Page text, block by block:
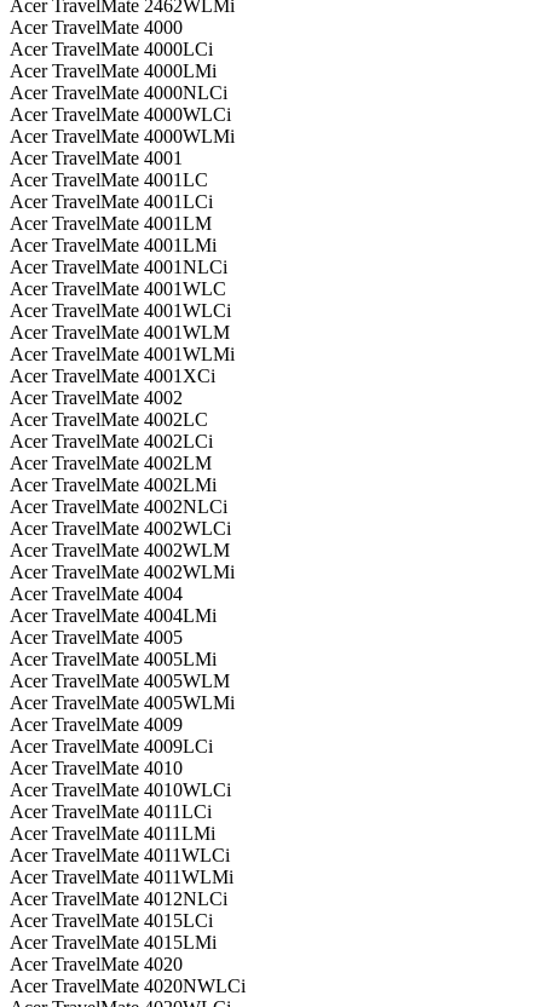
Acer TravelMate 2462WLMi
Acer TravelMate 4000
Acer TravelMate 4000LCi
Acer TravelMate 4000LMi
Acer TravelMate 4000NLCi
Acer TravelMate 4000WLCi
Acer TravelMate 4000WLMi
Acer TravelMate 4001
Acer TravelMate 4001LC
Acer TravelMate 4001LCi
Acer TravelMate 4001LM
Acer TravelMate 4001LMi
Acer TravelMate 4001NLCi
Acer TravelMate 4001WLC
Acer TravelMate 4001WLCi
Acer TravelMate 4001WLM
Acer TravelMate 4001WLMi
Acer TravelMate 4001XCi
Acer TravelMate 4002
Acer TravelMate 4002LC
Acer TravelMate 4002LCi
Acer TravelMate 4002LM
Acer TravelMate 4002LMi
Acer TravelMate 4002NLCi
Acer TravelMate 4002WLCi
Acer TravelMate 4002WLM
Acer TravelMate 4002WLMi
Acer TravelMate 4004
Acer TravelMate 4004LMi
Acer TravelMate 4005
Acer TravelMate 4005LMi
Acer TravelMate 4005WLM
Acer TravelMate 4005WLMi
Acer TravelMate 4009
Acer TravelMate 4009LCi
Acer TravelMate 4010
Acer TravelMate 4010WLCi
Acer TravelMate 4011LCi
Acer TravelMate 4011LMi
Acer TravelMate 4011WLCi
Acer TravelMate 4011WLMi
Acer TravelMate 4012NLCi
Acer TravelMate 4015LCi
Acer TravelMate 4015LMi
Acer TravelMate 4020
Acer TravelMate 4020NWLCi